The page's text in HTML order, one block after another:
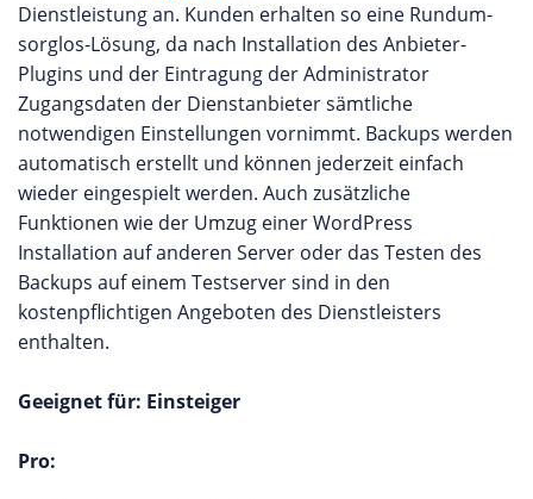
Dienstleistung an. Kunden erhalten so eine Rundum-
sorglos-Lösung, da nach Installation des Anbieter-
Plugins und der Eintragung der Administrator
Zugangsdaten der Dienstanbieter sämtliche
notwendigen Einstellungen vornimmt. Backups werden
automatisch erstellt und können jederzeit einfach
wieder eingespielt werden. Auch zusätzliche
Funktionen wie der Umzug einer WordPress
Installation auf anderen Server oder das Testen des
Backups auf einem Testserver sind in den
kostenpflichtigen Angeboten des Dienstleisters
enthalten.
Geeignet für: Einsteiger
Pro: